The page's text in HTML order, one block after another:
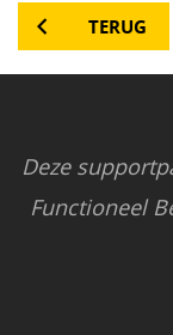
TERUG
Deze
Functioneel